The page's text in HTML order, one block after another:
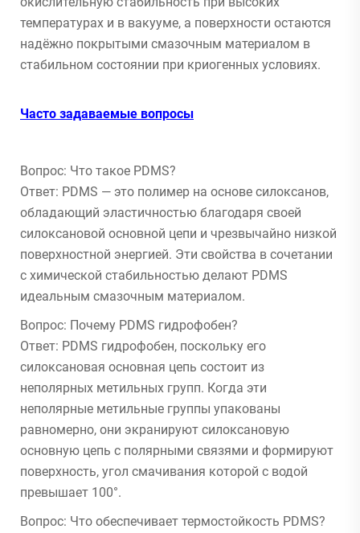
температурах и в вакууме, а поверхности остаются
надёжно покрытыми смазочным материалом в
стабильном состоянии при криогенных условиях.
Часто задаваемые вопросы
Вопрос: Что такое PDMS?
Ответ: PDMS — это полимер на основе силоксанов,
обладающий эластичностью благодаря своей
силоксановой основной цепи и чрезвычайно низкой
поверхностной энергией. Эти свойства в сочетании
с химической стабильностью делают PDMS
идеальным смазочным материалом.
Вопрос: Почему PDMS гидрофобен?
Ответ: PDMS гидрофобен, поскольку его
силоксановая основная цепь состоит из
неполярных метильных групп. Когда эти
неполярные метильные группы упакованы
равномерно, они экранируют силоксановую
основную цепь с полярными связями и формируют
поверхность, угол смачивания которой с водой
превышает 100°.
Вопрос: Что обеспечивает термостойкость PDMS?